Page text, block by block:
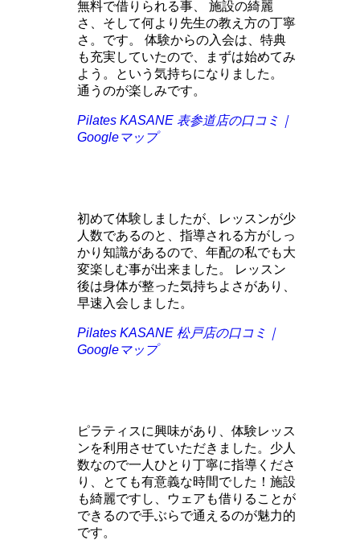
無料で借りられる事、 施設の綺麗
さ、そして何より先生の教え方の丁寧
さ。です。 体験からの入会は、特典
も充実していたので、まずは始めてみ
よう。という気持ちになりました。
通うのが楽しみです。
Pilates KASANE 表参道店の口コミ｜
Googleマップ
初めて体験しましたが、レッスンが少
人数であるのと、指導される方がしっ
かり知識があるので、年配の私でも大
変楽しむ事が出来ました。 レッスン
後は身体が整った気持ちよさがあり、
早速入会しました。
Pilates KASANE 松戸店の口コミ｜
Googleマップ
ピラティスに興味があり、体験レッス
ンを利用させていただきました。少人
数なので一人ひとり丁寧に指導くださ
り、とても有意義な時間でした！施設
も綺麗ですし、ウェアも借りることが
できるので手ぶらで通えるのが魅力的
です。